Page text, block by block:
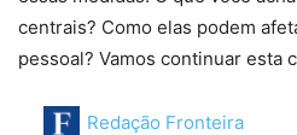
centrais? Como elas podem
pessoal? Vamos continuar esta
Redação Fronteira